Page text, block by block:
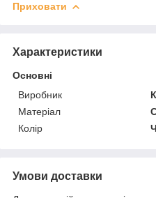
Приховати
Характеристики
Основні
Виробник
Матеріал
Колір
Умови доставки